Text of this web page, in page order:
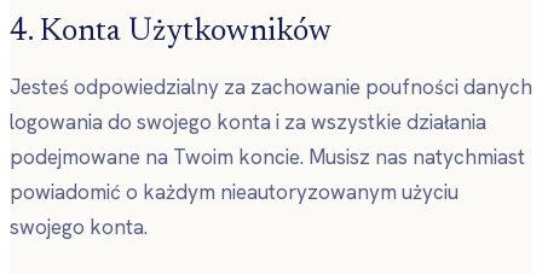
4. Konta Użytkowników
Jesteś odpowiedzialny za zachowanie poufności danych
logowania do swojego konta i za wszystkie działania
podejmowane na Twoim koncie. Musisz nas natychmiast
powiadomić o każdym nieautoryzowanym użyciu
swojego konta.